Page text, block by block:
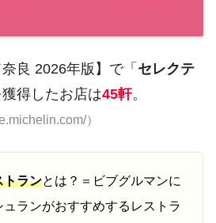
良 2026年版】で「 セレクテ
獲得したお店は45軒。
）
トランとは？＝ビブグルマンに
ランがおすすめするレストラ